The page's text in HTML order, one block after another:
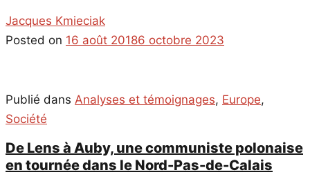
Jacques Kmieciak
Posted on 16 août 20186 octobre 2023
Publié dans Analyses et témoignages, Europe,
Société
De Lens à Auby, une communiste polonaise
en tournée dans le Nord-Pas-de-Calais